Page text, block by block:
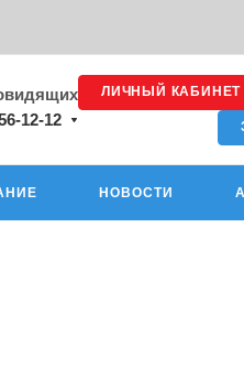
12-12
ЛИЧНЫЙ
НОВОСТИ